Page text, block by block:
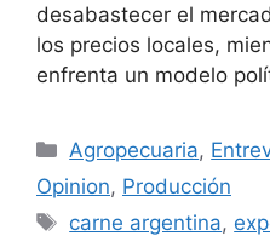
desabastecer el
los precios locales,
enfrenta un modelo
Agropecuaria,
Opinion, Producción
carne argentina,